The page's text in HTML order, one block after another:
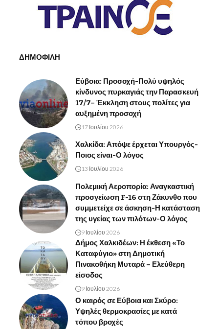
ΔΗΜΟΦΙΛΗ
Εύβοια: Προσοχή-Πολύ υψηλός
κίνδυνος πυρκαγιάς την Παρασκευή
17/7– Έκκληση στους πολίτες για
αυξημένη προσοχή
17 Ιουλίου 2026
Χαλκίδα: Απόψε έρχεται Υπουργός-
Ποιος είναι-Ο λόγος
13 Ιουλίου 2026
Πολεμική Αεροπορία: Αναγκαστική
προσγείωση F-16 στη Ζάκυνθο που
συμμετείχε σε άσκηση-Η κατάσταση
της υγείας των πιλότων-Ο λόγος
9 Ιουλίου 2026
Δήμος Χαλκιδέων: Η έκθεση «Το
Καταφύγιο» στη Δημοτική
Πινακοθήκη Μυταρά – Ελεύθερη
είσοδος
9 Ιουλίου 2026
Ο καιρός σε Εύβοια και Σκύρο:
Υψηλές θερμοκρασίες με κατά
τόπου βροχές